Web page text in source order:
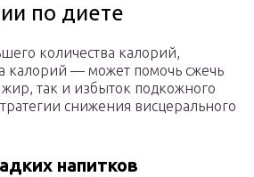
по диете
количества калорий,
калорий — может помочь сжечь
так и избыток подкожного
снижения висцерального
напитков